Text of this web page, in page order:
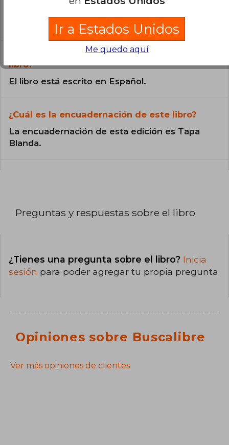
catálogo son Originales.
¿En qué Idioma está escrito el
libro?
El libro está escrito en Español.
¿Cuál es la encuadernación de este libro?
La encuadernación de esta edición es Tapa
Blanda.
Preguntas y respuestas sobre el libro
¿Tienes una pregunta sobre el libro? Inicia
sesión para poder agregar tu propia pregunta.
Opiniones sobre Buscalibre
Ver más opiniones de clientes
Ir a Estados Unidos
Me quedo aquí